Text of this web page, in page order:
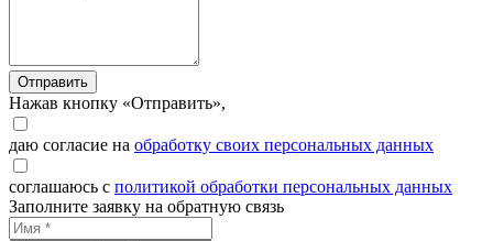
Отправить
Нажав кнопку «Отправить»,
даю согласие на обработку своих персональных данных
соглашаюсь с политикой обработки персональных данных
Заполните заявку на обратную связь